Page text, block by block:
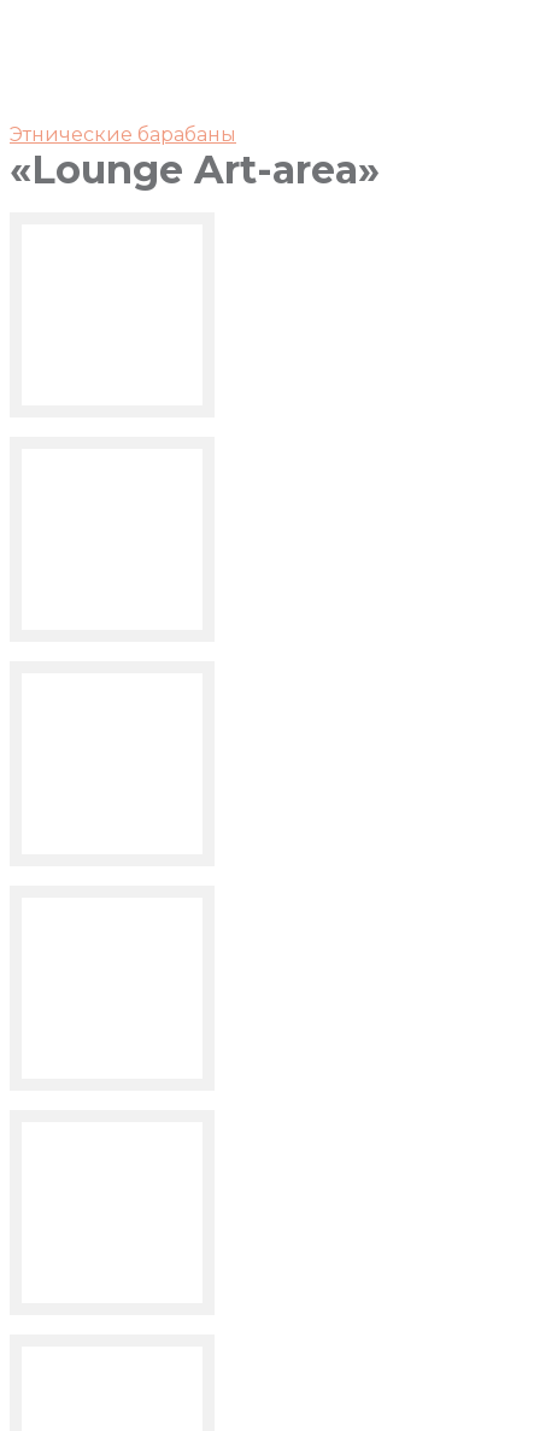
Этнические барабаны
«Lounge Art-area»